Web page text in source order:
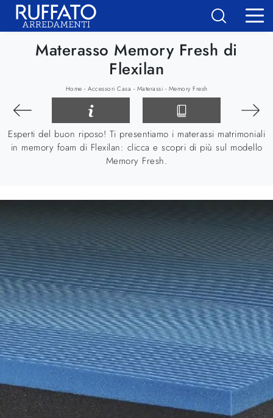
Materasso Memory Fresh di
Flexilan
Home - Accessori Casa - Materassi - Memory Fresh
Esperti del buon riposo! Ti presentiamo i materassi matrimoniali
in memory foam di Flexilan: clicca e scopri di più sul modello
Memory Fresh.